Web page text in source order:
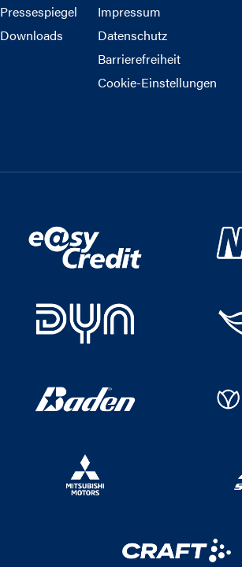
Pressespiegel
Downloads
Impressum
Datenschutz
Barrierefreiheit
Cookie-Einstellungen